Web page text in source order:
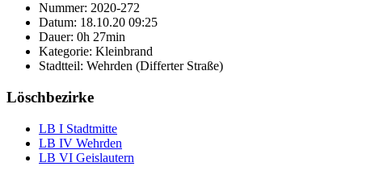
Nummer: 2020-272
Datum: 18.10.20 09:25
Dauer: 0h 27min
Kategorie: Kleinbrand
Stadtteil: Wehrden (Differter Straße)
Löschbezirke
LB I Stadtmitte
LB IV Wehrden
LB VI Geislautern